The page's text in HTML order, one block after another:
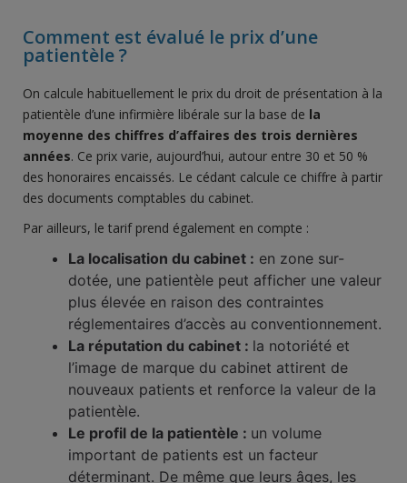
Comment est évalué le prix d’une
patientèle ?
On calcule habituellement le prix du droit de présentation à la
patientèle d’une infirmière libérale sur la base de la
moyenne des chiffres d’affaires des trois dernières
années. Ce prix varie, aujourd’hui, autour entre 30 et 50 %
des honoraires encaissés. Le cédant calcule ce chiffre à partir
des documents comptables du cabinet.
Par ailleurs, le tarif prend également en compte :
La localisation du cabinet : en zone sur-
dotée, une patientèle peut afficher une valeur
plus élevée en raison des contraintes
réglementaires d’accès au conventionnement.
La réputation du cabinet : la notoriété et
l’image de marque du cabinet attirent de
nouveaux patients et renforce la valeur de la
patientèle.
Le profil de la patientèle : un volume
important de patients est un facteur
déterminant. De même que leurs âges, les